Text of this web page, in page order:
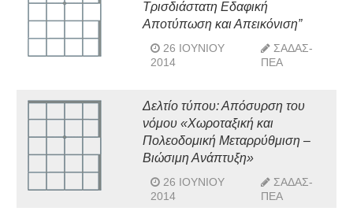
Τρισδιάστατη Εδαφική
Αποτύπωση και Απεικόνιση”
26 ΙΟΥΝΊΟΥ
2014
ΣΑΔΑΣ-
ΠΕΑ
Δελτίο τύπου: Απόσυρση του
νόμου «Χωροταξική και
Πολεοδομική Μεταρρύθμιση –
Βιώσιμη Ανάπτυξη»
26 ΙΟΥΝΊΟΥ
2014
ΣΑΔΑΣ-
ΠΕΑ